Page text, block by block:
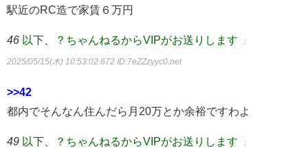
駅近のRC造で家賃６万円
46 以下、？ちゃんねるからVIPがお送りします ：
2025/05/15(木) 10:53:02.672 ID:7eZZzyyc0.net
>>42
都内でそんなん住んだら月20万とか余裕ですわよ
49 以下、？ちゃんねるからVIPがお送りします ：